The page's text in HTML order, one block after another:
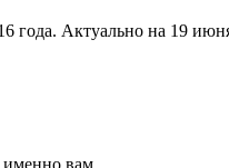
года. Актуально на 19
вам.